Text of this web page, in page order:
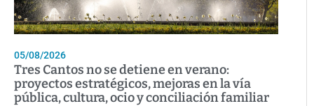
05/08/2026
Tres Cantos no se detiene en verano:
proyectos estratégicos, mejoras en la vía
pública, cultura, ocio y conciliación familiar